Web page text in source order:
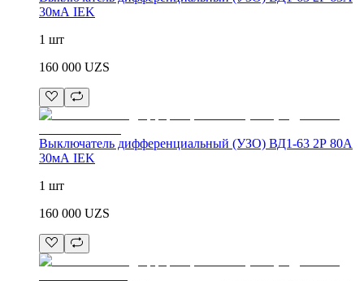
30мА IEK
1 шт
160 000 UZS
Выключатель дифференциальный (УЗО) ВД1-63 2Р 80А
30мА IEK
1 шт
160 000 UZS